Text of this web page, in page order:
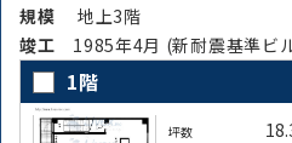
規模
地上3階
竣⼯ 1985年4月 (新耐震基準ビ
1階
坪数